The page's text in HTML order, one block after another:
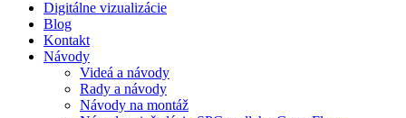
Digitálne vizualizácie
Blog
Kontakt
Návody
Videá a návody
Rady a návody
Návody na montáž